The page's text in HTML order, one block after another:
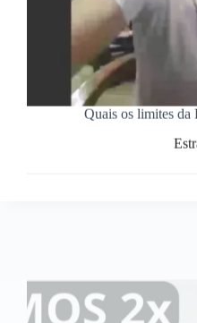
Quais os limites da